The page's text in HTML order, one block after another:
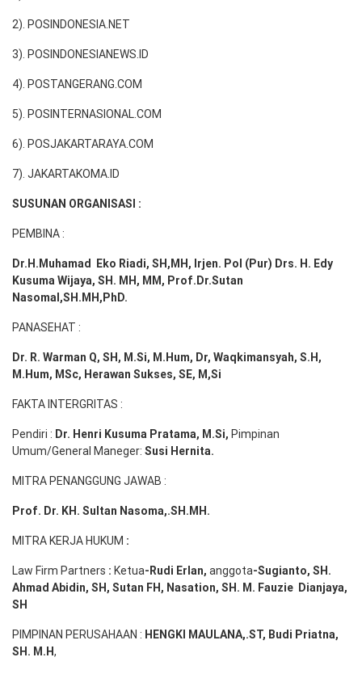
2). POSINDONESIA.NET
3). POSINDONESIANEWS.ID
4). POSTANGERANG.COM
5). POSINTERNASIONAL.COM
6). POSJAKARTARAYA.COM
7). JAKARTAKOMA.ID
SUSUNAN ORGANISASI :
PEMBINA :
Dr.H.Muhamad Eko Riadi, SH,MH , Irjen. Pol (Pur) Drs. H. Edy
Kusuma Wijaya, SH. MH, MM, Prof. Dr.Sutan
Nasomal,SH.MH,PhD.
PANASEHAT :
Dr. R. Warman Q, SH, M.Si, M.Hum, Dr, Waqkimansyah, S.H,
M.Hum, MSc, Herawan Sukses, SE, M,Si
FAKTA INTERGRITAS :
Pendiri : Dr. Henri Kusuma Pratama, M.Si, Pimpinan
Umum/General Maneger: Susi Hernita.
MITRA PENANGGUNG JAWAB :
Prof. Dr. KH. Sultan Nasoma,.SH.MH.
MITRA KERJA HUKUM :
Law Firm Partners : Ketua-Rudi Erlan, anggota-Sugianto, SH.
Ahmad Abidin, SH, Sutan FH, Nasation, SH. M. Fauzie Dianjaya,
SH
PIMPINAN PERUSAHAAN : HENGKI MAULANA,.ST, Budi Priatna,
SH . M.H,